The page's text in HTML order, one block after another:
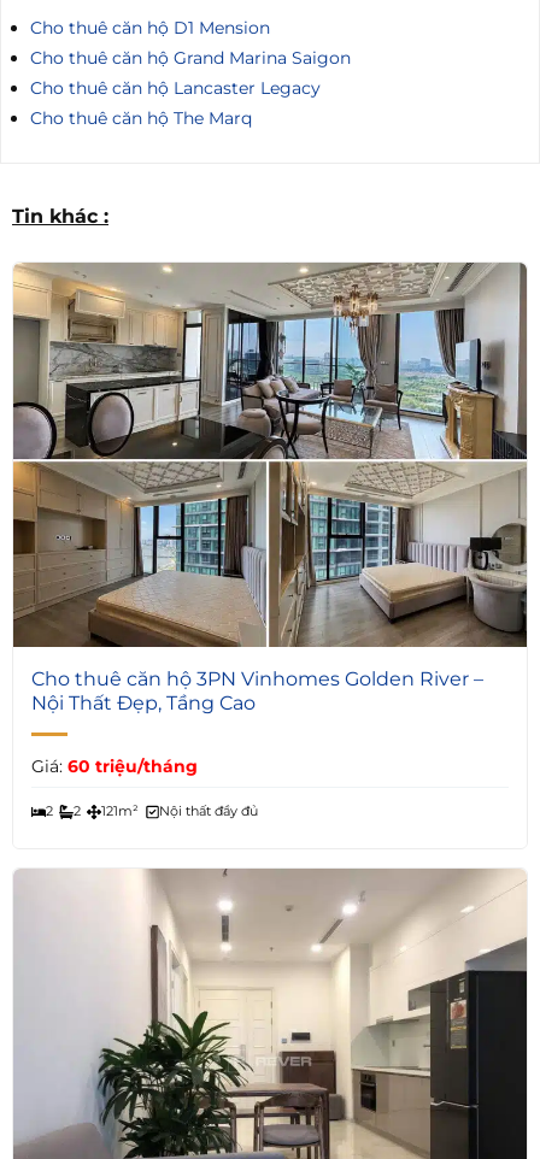
Cho thuê căn hộ D1 Mension
Cho thuê căn hộ Grand Marina Saigon
Cho thuê căn hộ Lancaster Legacy
Cho thuê căn hộ The Marq
Tin khác :
Cho thuê căn hộ 3PN Vinhomes Golden River –
Nội Thất Đẹp, Tầng Cao
Giá: 60 triệu/tháng
2 2 121m² Nội thất đầy đủ